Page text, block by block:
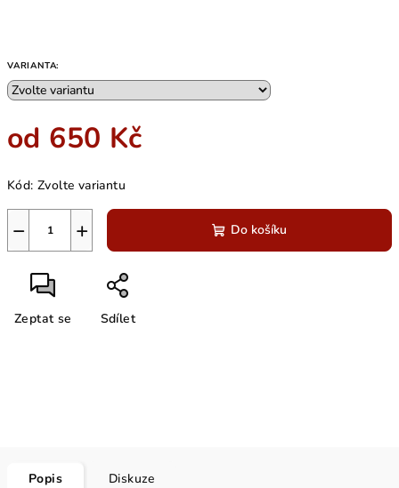
VARIANTA:
od 650 Kč
cena:
Kód: Zvolte variantu
+
− Do košíku
Zeptat se Sdílet
Popis Diskuze